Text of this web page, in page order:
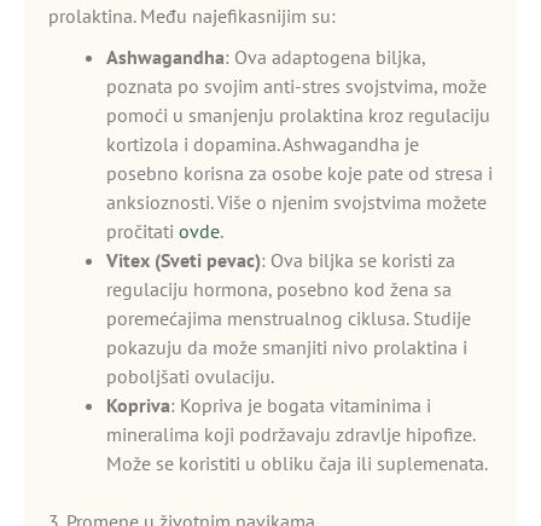
prolaktina. Među najefikasnijim su:
Ashwagandha: Ova adaptogena biljka,
poznata po svojim anti-stres svojstvima, može
pomoći u smanjenju prolaktina kroz regulaciju
kortizola i dopamina. Ashwagandha je
posebno korisna za osobe koje pate od stresa i
anksioznosti. Više o njenim svojstvima možete
pročitati ovde.
Vitex (Sveti pevac): Ova biljka se koristi za
regulaciju hormona, posebno kod žena sa
poremećajima menstrualnog ciklusa. Studije
pokazuju da može smanjiti nivo prolaktina i
poboljšati ovulaciju.
Kopriva: Kopriva je bogata vitaminima i
mineralima koji podržavaju zdravlje hipofize.
Može se koristiti u obliku čaja ili suplemenata.
3. Promene u životnim navikama